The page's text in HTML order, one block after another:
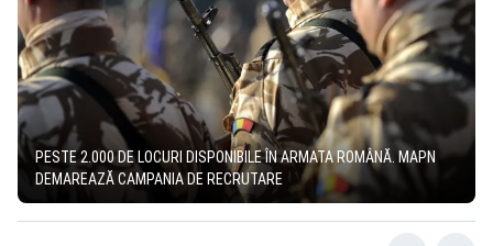
PESTE 2.000 DE LOCURI DISPONIBILE ÎN ARMATA ROMÂNĂ. MAPN
DEMAREAZĂ CAMPANIA DE RECRUTARE